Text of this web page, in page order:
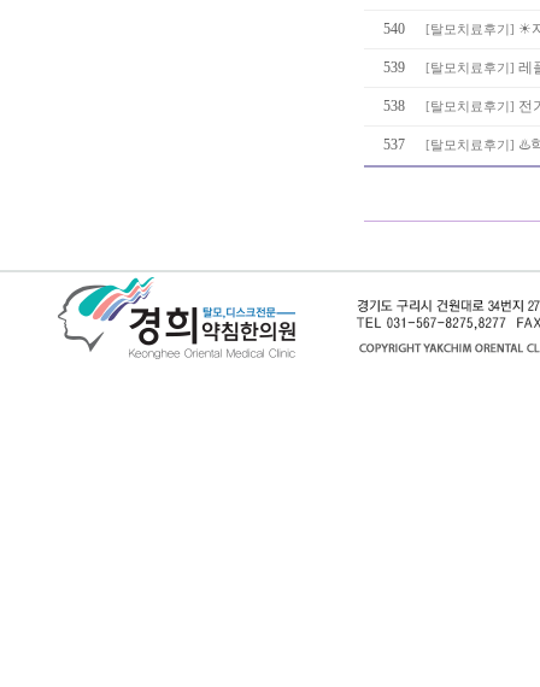
540 [탈모치료후기 ] ☀
539 [탈모치료후기 ] 레
538 [탈모치료후기 ] 전
537 [탈모치료후기 ] ♨️